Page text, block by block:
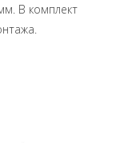
В комплект